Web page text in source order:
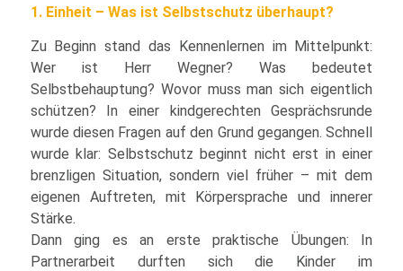
1. Einheit – Was ist Selbstschutz überhaupt?
Zu Beginn stand das Kennenlernen im Mittelpunkt:
Wer ist Herr Wegner? Was bedeutet
Selbstbehauptung? Wovor muss man sich eigentlich
schützen? In einer kindgerechten Gesprächsrunde
wurde diesen Fragen auf den Grund gegangen. Schnell
wurde klar: Selbstschutz beginnt nicht erst in einer
brenzligen Situation, sondern viel früher – mit dem
eigenen Auftreten, mit Körpersprache und innerer
Stärke.
Dann ging es an erste praktische Übungen: In
Partnerarbeit durften sich die Kinder im